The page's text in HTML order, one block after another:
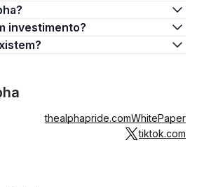
investimento?
thealphapride.comWhitePaper
tiktok.com